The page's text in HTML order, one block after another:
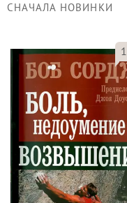
СНАЧАЛА НОВИНКИ
1